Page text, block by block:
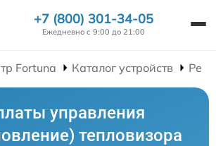
+7 (800) 301-34-05
Ежедневно с 9:00 до 21:00
Fortuna Каталог устройств
управления
тепловизора